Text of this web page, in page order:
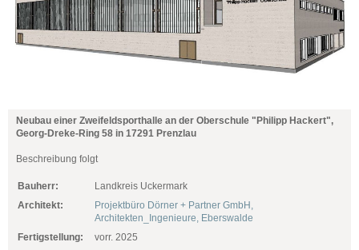
Neubau einer Zweifeldsporthalle an der Oberschule "Philipp Hackert",
Georg-Dreke-Ring 58 in 17291 Prenzlau
Beschreibung folgt
Bauherr:
Landkreis Uckermark
Architekt:
Projektbüro Dörner + Partner GmbH,
Architekten_Ingenieure, Eberswalde
Fertigstellung:
vorr. 2025